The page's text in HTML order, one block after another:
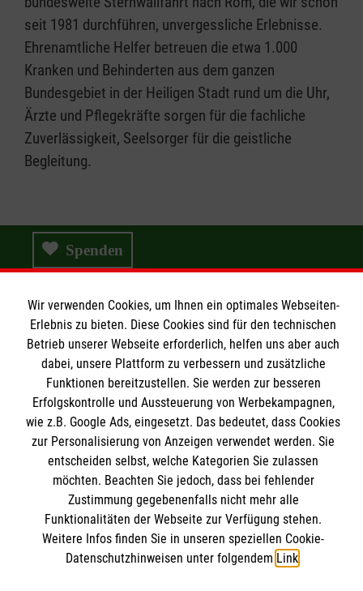
seit 1981 durchführen, unvergessliche Erlebnisse.
Ehrenamtliche Helfer betreuen die etwa 1.000
Kranken und Behinderten aus dem ganzen
Bundesgebiet in der Heiligen Stadt rund um die Uhr,
Ärzte und Pflegekräfte sorgen für die fachliche
Zuverlässigkeit, Seelsorger für die geistliche
Begleitung.
Spenden
Wir Malteser
Wir Malteser
Spenden & Helfen
Angebote & Leistungen
Kursangebote
Mitarbeiten & A
ktiv werden
Informationen
Kontakt
Presse und Medien
Impressum
Datenschutz
Malteser online
Wir verwenden Cookies, um Ihnen ein optimales Webseiten-
Erlebnis zu bieten. Diese Cookies sind für den technischen
Betrieb unserer Webseite erforderlich, helfen uns aber auch
dabei, unsere Plattform zu verbessern und zusätzliche
Funktionen bereitzustellen. Sie werden zur besseren
Erfolgskontrolle und Aussteuerung von Werbekampagnen,
wie z.B. Google Ads, eingesetzt. Das bedeutet, dass Cookies
zur Personalisierung von Anzeigen verwendet werden. Sie
entscheiden selbst, welche Kategorien Sie zulassen
möchten. Beachten Sie jedoch, dass bei fehlender
Zustimmung gegebenenfalls nicht mehr alle
Funktionalitäten der Webseite zur Verfügung stehen.
Weitere Infos finden Sie in unseren speziellen Cookie-
Datenschutzhinweisen unter folgendem Link.